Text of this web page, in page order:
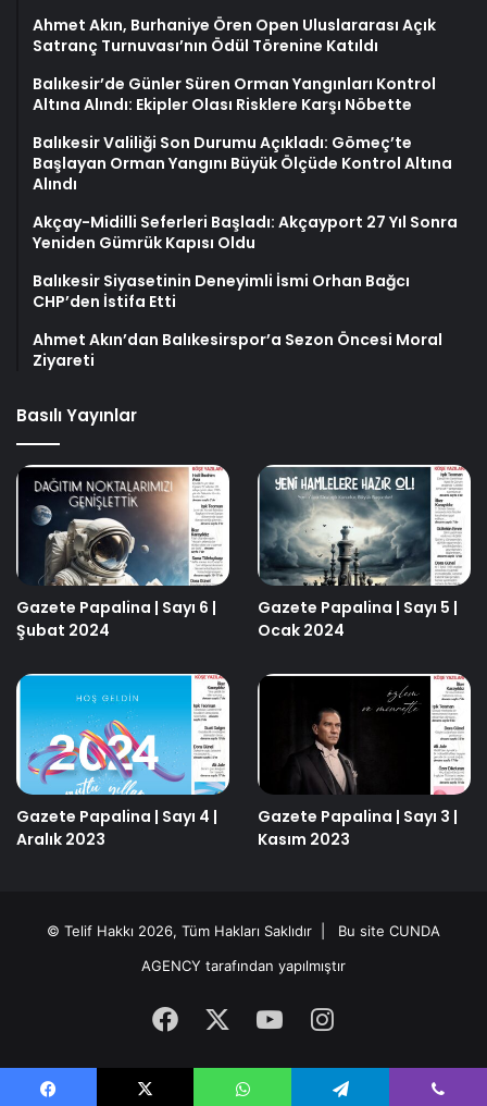
Ahmet Akın, Burhaniye Ören Open Uluslararası Açık
Satranç Turnuvası’nın Ödül Törenine Katıldı
Balıkesir’de Günler Süren Orman Yangınları Kontrol
Altına Alındı: Ekipler Olası Risklere Karşı Nöbette
Balıkesir Valiliği Son Durumu Açıkladı: Gömeç’te
Başlayan Orman Yangını Büyük Ölçüde Kontrol Altına
Alındı
Akçay-Midilli Seferleri Başladı: Akçayport 27 Yıl Sonra
Yeniden Gümrük Kapısı Oldu
Balıkesir Siyasetinin Deneyimli İsmi Orhan Bağcı
CHP’den İstifa Etti
Ahmet Akın’dan Balıkesirspor’a Sezon Öncesi Moral
Ziyareti
Basılı Yayınlar
Gazete Papalina | Sayı 6 |
Şubat 2024
Gazete Papalina | Sayı 5 |
Ocak 2024
Gazete Papalina | Sayı 4 |
Aralık 2023
Gazete Papalina | Sayı 3 |
Kasım 2023
© Telif Hakkı 2026, Tüm Hakları Saklıdır | Bu site CUNDA
AGENCY tarafından yapılmıştır
FacebookYouTubeInstagram